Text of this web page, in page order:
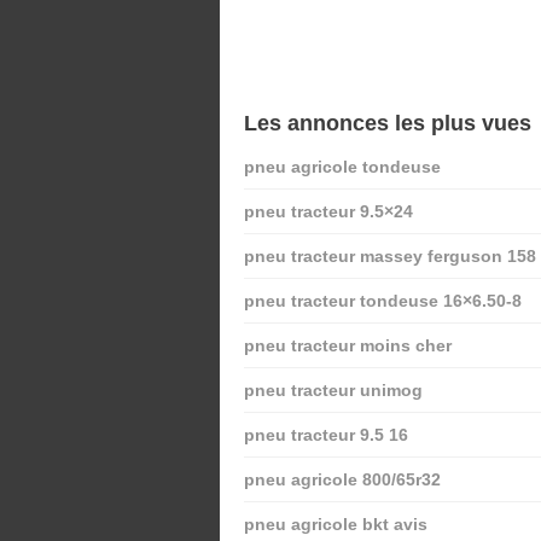
Les annonces les plus vues
pneu agricole tondeuse
pneu tracteur 9.5×24
pneu tracteur massey ferguson 158
pneu tracteur tondeuse 16×6.50-8
pneu tracteur moins cher
pneu tracteur unimog
pneu tracteur 9.5 16
pneu agricole 800/65r32
pneu agricole bkt avis